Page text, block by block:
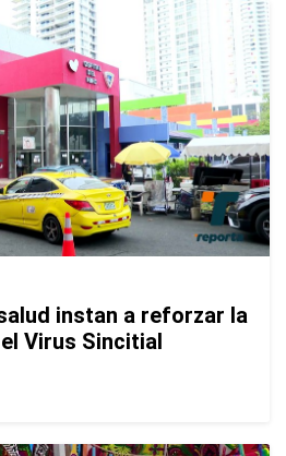
instan a reforzar la
Virus Sincitial